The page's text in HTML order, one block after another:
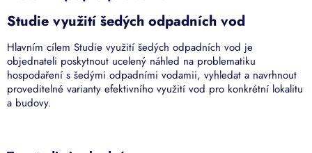
Studie využití šedých odpadních vod
Hlavním cílem Studie využití šedých odpadních vod je
objednateli poskytnout ucelený náhled na problematiku
hospodaření s šedými odpadními vodamii, vyhledat a navrhnout
proveditelné varianty efektivního využití vod pro konkrétní lokalitu
a budovy.